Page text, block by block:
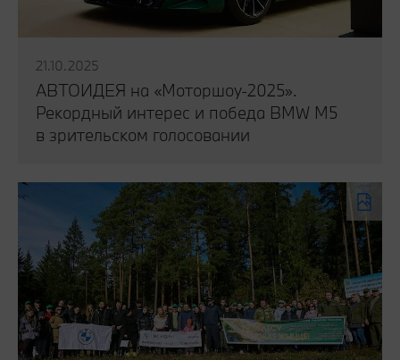
21.10.2025
АВТОИДЕЯ на «Моторшоу-2025».
Рекордный интерес и победа BMW M5
в зрительском голосовании